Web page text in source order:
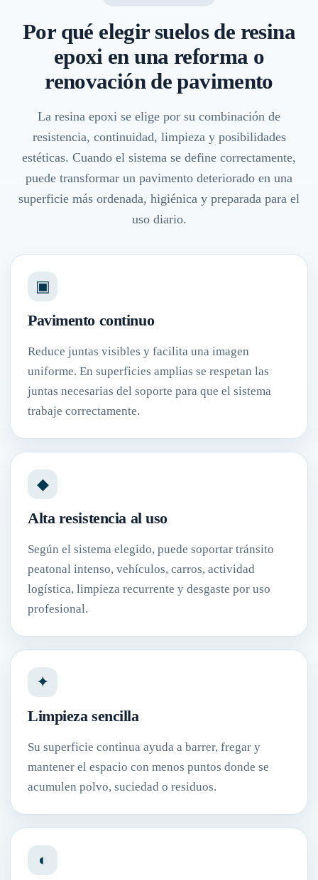
Por qué elegir suelos de resina
epoxi en una reforma o
renovación de pavimento
La resina epoxi se elige por su combinación de
resistencia, continuidad, limpieza y posibilidades
estéticas. Cuando el sistema se define correctamente,
puede transformar un pavimento deteriorado en una
superficie más ordenada, higiénica y preparada para el
uso diario.
▣
Pavimento continuo
Reduce juntas visibles y facilita una imagen
uniforme. En superficies amplias se respetan las
juntas necesarias del soporte para que el sistema
trabaje correctamente.
◆
Alta resistencia al uso
Según el sistema elegido, puede soportar tránsito
peatonal intenso, vehículos, carros, actividad
logística, limpieza recurrente y desgaste por uso
profesional.
✦
Limpieza sencilla
Su superficie continua ayuda a barrer, fregar y
mantener el espacio con menos puntos donde se
acumulen polvo, suciedad o residuos.
◐